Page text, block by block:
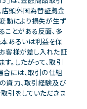
店頭外国為替証拠金
動により損失が生ず
ことがある反面、多
あるいは利益を保
客様が差し入れた証
。したがって、取引
には、取引の仕組
資力、取引経験及び
引をしていただきま